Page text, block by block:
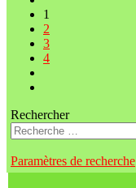
1
2
3
4
Rechercher
Paramètres de recherche